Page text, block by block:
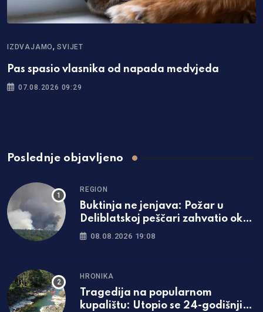
IZDVAJAMO,SVIJET
Pas spasio vlasnika od napada medvjeda
07.08.2026 09:29
Poslednje objavljeno
REGION
Buktinja ne jenjava: Požar u
Deliblatskoj peščari zahvatio oko
1.500 hektara šume i niskog
08.08.2026 19:08
HRONIKA
Tragedija na popularnom
kupalištu: Utopio se 24-godišnji